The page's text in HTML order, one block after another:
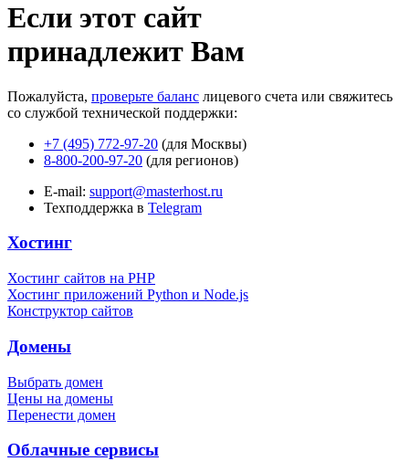
Если этот сайт
принадлежит Вам
Пожалуйста, проверьте баланс лицевого счета или свяжитесь
со службой технической поддержки:
+7 (495) 772-97-20 (для Москвы)
8-800-200-97-20 (для регионов)
E-mail: support@masterhost.ru
Техподдержка в Telegram
Хостинг
Хостинг сайтов на PHP
Хостинг приложений Python и Node.js
Конструктор сайтов
Домены
Выбрать домен
Цены на домены
Перенести домен
Облачные сервисы